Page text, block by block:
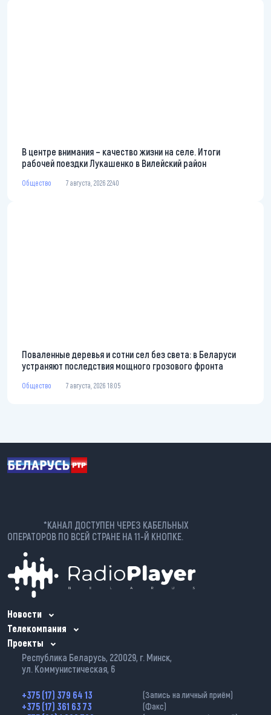
В центре внимания – качество жизни на селе. Итоги
рабочей поездки Лукашенко в Вилейский район
Общество 7 августа, 2026 22:40
Поваленные деревья и сотни сел без света: в Беларуси
устраняют последствия мощного грозового фронта
Общество 7 августа, 2026 18:05
*КАНАЛ ДОСТУПЕН ЧЕРЕЗ КАБЕЛЬНЫХ
ОПЕРАТОРОВ ПО ВСЕЙ СТРАНЕ НА 11-Й КНОПКЕ.
Новости
Телекомпания
Проекты
Республика Беларусь, 220029, г. Минск,
ул. Коммунистическая, 6
+375 (17) 379 64 13 (Запись на личный приём)
+375 (17) 361 63 73 (Факс)